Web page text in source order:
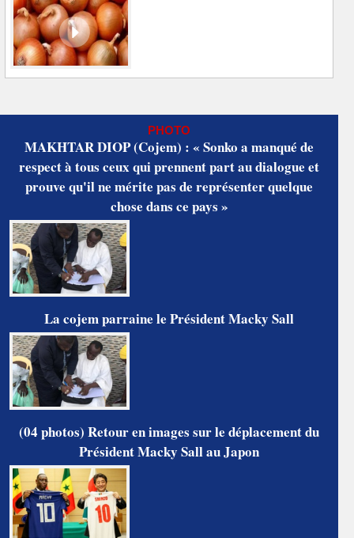
PHOTO
MAKHTAR DIOP (Cojem) : « Sonko a manqué de
respect à tous ceux qui prennent part au dialogue et
prouve qu'il ne mérite pas de représenter quelque
chose dans ce pays »
La cojem parraine le Président Macky Sall
(04 photos) Retour en images sur le déplacement du
Président Macky Sall au Japon